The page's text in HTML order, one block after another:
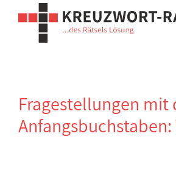
Fragestellungen mit
Anfangsbuchstaben: